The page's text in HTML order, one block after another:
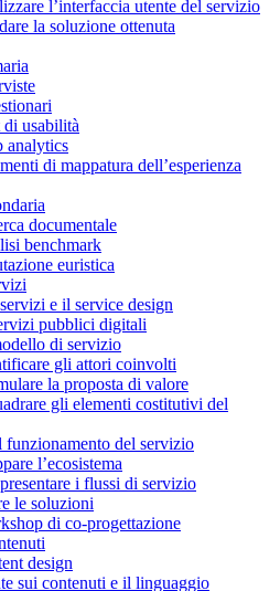
l’interfaccia utente del servizio
la soluzione ottenuta
di usabilità
analytics
di mappatura dell’esperienza
documentale
benchmark
euristica
e il service design
pubblici digitali
di servizio
gli attori coinvolti
la proposta di valore
gli elementi costitutivi del
funzionamento del servizio
l’ecosistema
i flussi di servizio
le soluzioni
di co-progettazione
design
sui contenuti e il linguaggio